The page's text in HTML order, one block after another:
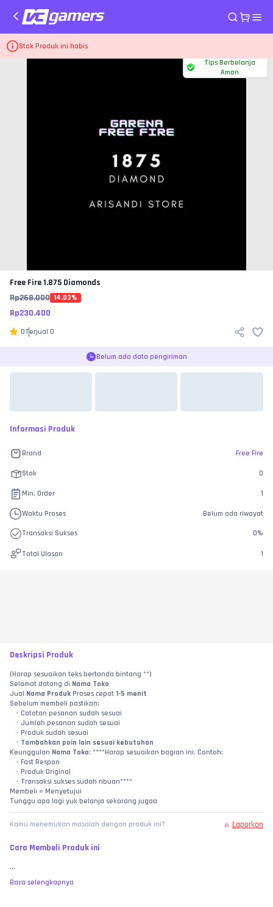
Stok Produk ini habis
Home Top Up Game Free Fire
Tips Berbelanja
Aman
Free Fire1.875 Diamonds
Rp268.000 14.03%
Rp230.400
0Terjual 0
Belum ada data pengiriman
Informasi Produk
Brand Free Fire
Stok 0
Min. Order 1
Waktu Proses Belum ada riwayat
Transaksi Sukses 0%
Total Ulasan 1
Deskripsi Produk
(Harap sesuaikan teks bertanda bintang **)
Selamat datang di Nama Toko
Jual Nama Produk Proses cepat 1-5 menit
Sebelum membeli pastikan:
Catatan pesanan sudah sesuai
Jumlah pesanan sudah sesuai
Produk sudah sesuai
Tambahkan poin lain sesuai kebutuhan
Keunggulan Nama Toko: ****Harap sesuaikan bagian ini. Contoh:
Fast Respon
Produk Original
Transaksi sukses sudah ribuan****
Membeli = Menyetujui
Tunggu apa lagi yuk belanja sekarang jugaa
Kamu menemukan masalah dengan produk ini? Laporkan
Cara Membeli Produk ini
...
Baca selengkapnya